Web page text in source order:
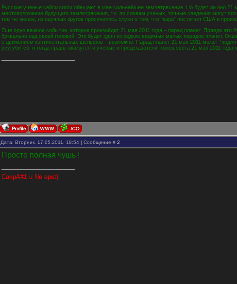
Русские ученые сейсмологи обещают в мае сильнейшее землетрясение. Но будет ли оно
местоположение будущего землетрясения, т.к. по словам ученых, точные сведения могут
тем не менее, из научных кругов просочились слухи о том, что “кара” постигнет США и
Еще одно важное событие, которое произойдет 21 мая 2011 года – парад планет. Правда
буквально над своей головой. Это будет один из редких видимых малых парадов планет.
с движением континентальных шельфов – возможно. Парад планет 21 мая 2011 может
усугубится, и тогда правы окажутся и ученые и предсказатели: конец света 21 мая 2011 года
Дата: Вторник, 17.05.2011, 18:54 | Сообщение # 2
Просто полная чушь !
CakpA#1 u Ne epet)